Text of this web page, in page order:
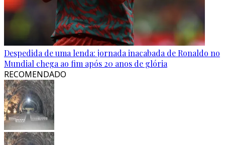
Despedida de uma lenda: jornada inacabada de Ronaldo no
Mundial chega ao fim após 20 anos de glória
RECOMENDADO